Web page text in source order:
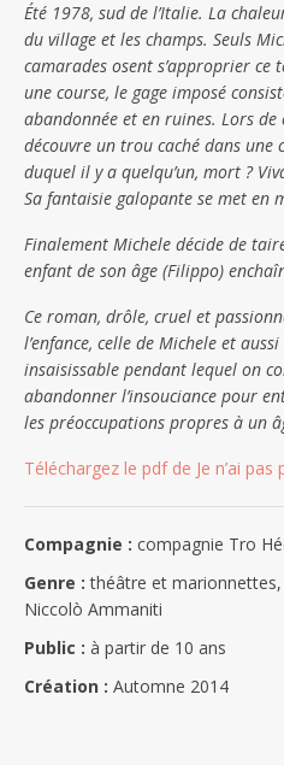
Été 1978, sud de l’Italie. La
du village et les champs. Seuls
camarades osent s’approprier
une course, le gage imposé
abandonnée et en ruines. Lors
découvre un trou caché dans
duquel il y a quelqu’un, mort ?
Sa fantaisie galopante se met en
Finalement Michele décide de
enfant de son âge (Filippo)
Ce roman, drôle, cruel et
l’enfance, celle de Michele et
insaisissable pendant lequel on
abandonner l’insouciance pour
les préoccupations propres à un
Téléchargez le pdf de Je n’ai pas
Compagnie : compagnie Tro
Genre : théâtre et
Niccolò Ammaniti
Public : à partir de 10 ans
Création : Automne 2014